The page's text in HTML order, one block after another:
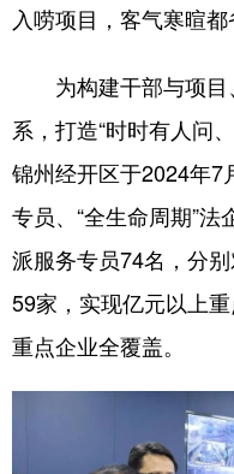
山东 河南
广东 广西
四川 贵州
陕西 甘肃
多语种频道
English Español
Русский язык
入唠项目，客气寒暄都
为构建干部与项目
系，打造“时时有人问
锦州经开区于2024年7
专员、“全生命周期”
派服务专员74名，分
59家，实现亿元以上
重点企业全覆盖。